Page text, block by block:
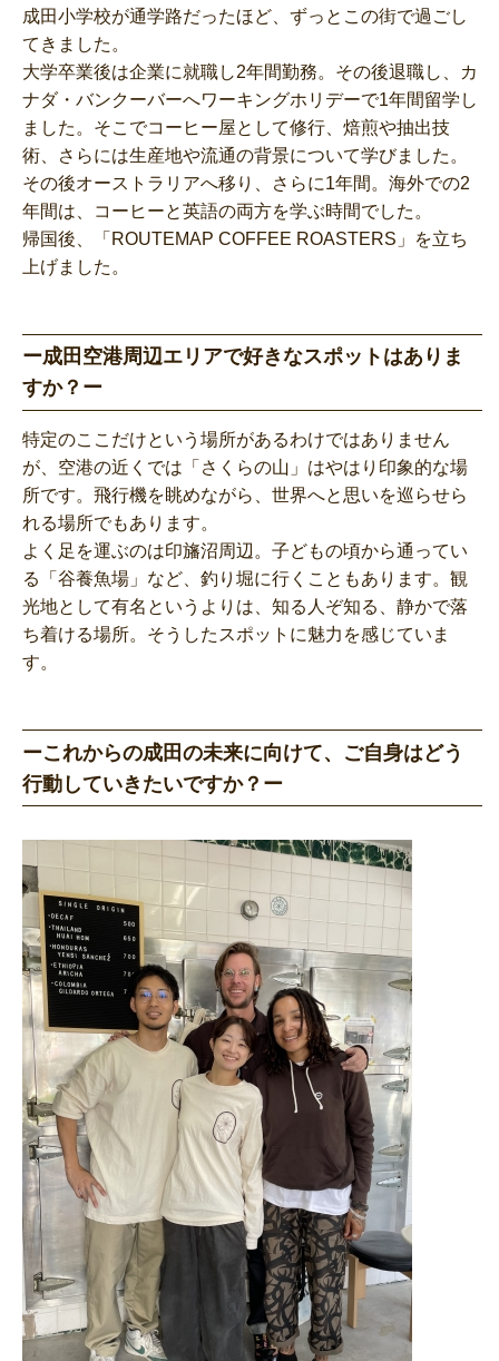
成田小学校が通学路だったほど、ずっとこの街で過ごし
てきました。
大学卒業後は企業に就職し2年間勤務。その後退職し、カ
ナダ・バンクーバーへワーキングホリデーで1年間留学し
ました。そこでコーヒー屋として修行、焙煎や抽出技
術、さらには生産地や流通の背景について学びました。
その後オーストラリアへ移り、さらに1年間。海外での2
年間は、コーヒーと英語の両方を学ぶ時間でした。
帰国後、「ROUTEMAP COFFEE ROASTERS」を立ち
上げました。
ー成田空港周辺エリアで好きなスポットはありま
すか？ー
特定のここだけという場所があるわけではありません
が、空港の近くでは「さくらの山」はやはり印象的な場
所です。飛行機を眺めながら、世界へと思いを巡らせら
れる場所でもあります。
よく足を運ぶのは印旛沼周辺。子どもの頃から通ってい
る「谷養魚場」など、釣り堀に行くこともあります。観
光地として有名というよりは、知る人ぞ知る、静かで落
ち着ける場所。そうしたスポットに魅力を感じていま
す。
ーこれからの成田の未来に向けて、ご自身はどう
行動していきたいですか？ー